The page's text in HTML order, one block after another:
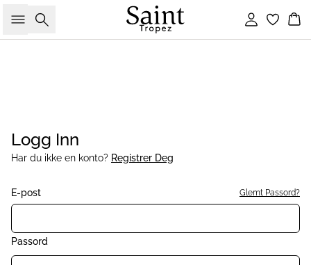
Søk Logg inn
Logg Inn
Har du ikke en konto? Registrer Deg
E-post Glemt Passord?
Passord